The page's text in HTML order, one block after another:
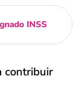
INSS
contribuir